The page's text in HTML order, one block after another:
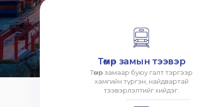
Төмөр замын тээвэр
Төмөр замаар буюу галт тэргээр
хамгийн түргэн, найдвартай
тээвэрлэлтийг хийдэг.